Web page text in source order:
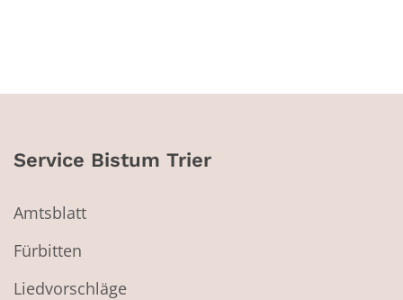
Service Bistum Trier
Amtsblatt
Fürbitten
Liedvorschläge